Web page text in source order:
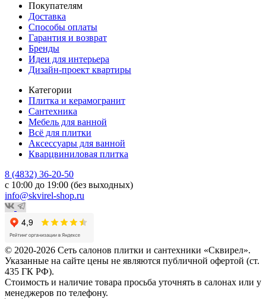
Покупателям
Доставка
Способы оплаты
Гарантия и возврат
Бренды
Идеи для интерьера
Дизайн-проект квартиры
Категории
Плитка и керамогранит
Сантехника
Мебель для ванной
Всё для плитки
Аксессуары для ванной
Кварцвиниловая плитка
8 (4832) 36-20-50
с 10:00 до 19:00 (без выходных)
info@skvirel-shop.ru
© 2020-2026 Сеть салонов плитки и сантехники «Сквирел».
Указанные на сайте цены не являются публичной офертой (ст.
435 ГК РФ).
Стоимость и наличие товара просьба уточнять в салонах или у
менеджеров по телефону.